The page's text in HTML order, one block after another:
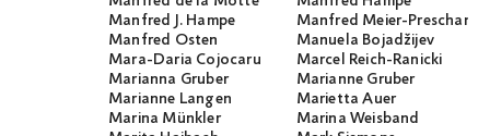
Manfred J. Hampe
Manfred Meier-Preschany
Manfred Osten
Manuela Bojadžijev
Mara-Daria Cojocaru
Marcel Reich-Ranicki
Marianna Gruber
Marianne Gruber
Marianne Langen
Marietta Auer
Marina Münkler
Marina Weisband